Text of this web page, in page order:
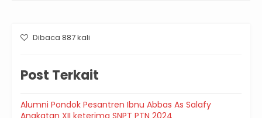
Dibaca 887 kali
Post Terkait
Alumni Pondok Pesantren Ibnu Abbas As Salafy
Angkatan XII keterima SNPT PTN 2024